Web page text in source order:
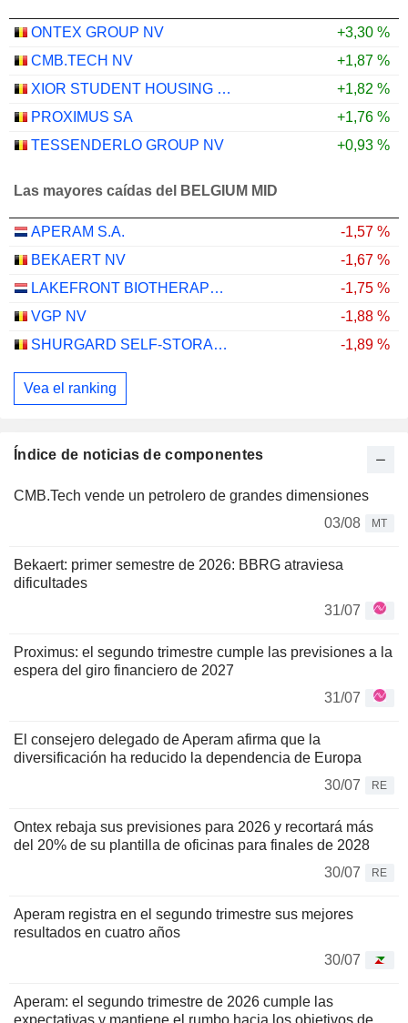
Índice de noticias de componentes
CMB.Tech vende un petrolero de grandes dimensiones
03/08
MT
Bekaert: primer semestre de 2026: BBRG atraviesa
dificultades
31/07
Proximus: el segundo trimestre cumple las previsiones a la
espera del giro financiero de 2027
31/07
El consejero delegado de Aperam afirma que la
diversificación ha reducido la dependencia de Europa
30/07
RE
Ontex rebaja sus previsiones para 2026 y recortará más
del 20% de su plantilla de oficinas para finales de 2028
30/07
RE
Aperam registra en el segundo trimestre sus mejores
resultados en cuatro años
30/07
Aperam: el segundo trimestre de 2026 cumple las
expectativas y mantiene el rumbo hacia los objetivos de
ONTEX GROUP NV
+3,30 %
CMB.TECH NV
+1,87 %
XIOR STUDENT HOUSING NV
+1,82 %
PROXIMUS SA
+1,76 %
TESSENDERLO GROUP NV
+0,93 %
Las mayores caídas del BELGIUM MID
APERAM S.A.
-1,57 %
BEKAERT NV
-1,67 %
LAKEFRONT BIOTHERAPEUTICS NV
-1,75 %
VGP NV
-1,88 %
SHURGARD SELF-STORAGE LTD.
-1,89 %
Vea el ranking